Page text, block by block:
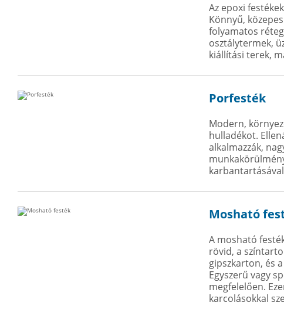
Az epoxi
Könnyű,
folyamatos
osztálytermek,
kiállítási terek,
Porfesték
Modern,
hulladékot.
alkalmazzák,
Mosható
A mosható
rövid, a
gipszkarton, és
Egyszerű vagy
megfelelően.
karcolásokkal